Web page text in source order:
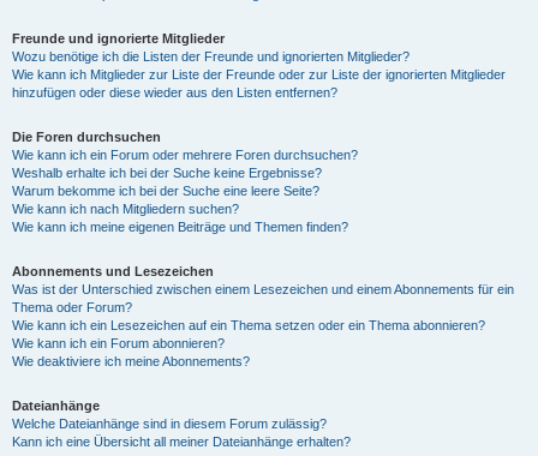
Freunde und ignorierte Mitglieder
Wozu benötige ich die Listen der Freunde und ignorierten Mitglieder?
Wie kann ich Mitglieder zur Liste der Freunde oder zur Liste der ignorierten Mitglieder
hinzufügen oder diese wieder aus den Listen entfernen?
Die Foren durchsuchen
Wie kann ich ein Forum oder mehrere Foren durchsuchen?
Weshalb erhalte ich bei der Suche keine Ergebnisse?
Warum bekomme ich bei der Suche eine leere Seite?
Wie kann ich nach Mitgliedern suchen?
Wie kann ich meine eigenen Beiträge und Themen finden?
Abonnements und Lesezeichen
Was ist der Unterschied zwischen einem Lesezeichen und einem Abonnements für ein
Thema oder Forum?
Wie kann ich ein Lesezeichen auf ein Thema setzen oder ein Thema abonnieren?
Wie kann ich ein Forum abonnieren?
Wie deaktiviere ich meine Abonnements?
Dateianhänge
Welche Dateianhänge sind in diesem Forum zulässig?
Kann ich eine Übersicht all meiner Dateianhänge erhalten?